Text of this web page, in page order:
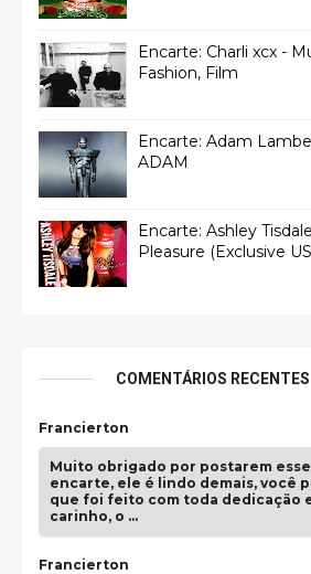
Encarte: Charli xcx -
Fashion, Film
Encarte: Adam
ADAM
Encarte: Ashley
Pleasure (Exclusive
COMENTÁRIOS RECENTES
Francierton
Muito obrigado por postarem esse
encarte, ele é lindo demais, você
que foi feito com toda dedicação
carinho, o …
Francierton